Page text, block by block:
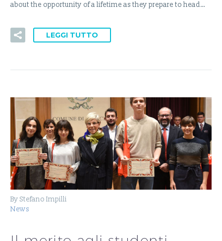
about the opportunity of a lifetime as they prepare to head…
LEGGI TUTTO
By Stefano Impilli
News